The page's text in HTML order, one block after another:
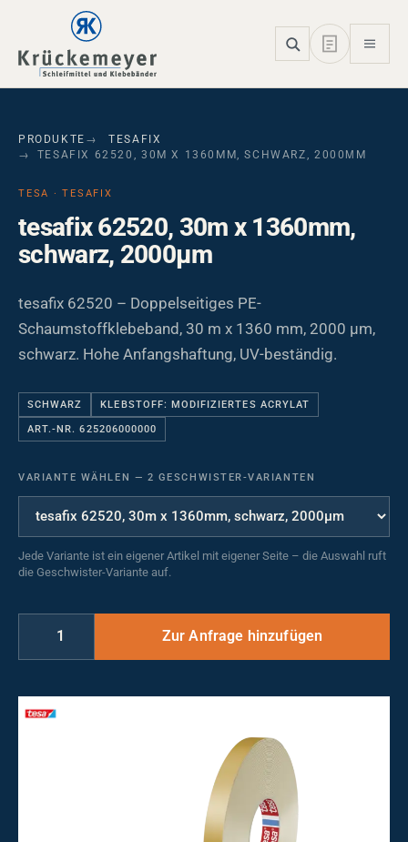
Skip to main navigation
Skip to main content
Skip to page footer
PRODUKTE
TESAFIX
TESAFIX 62520, 30M X 1360MM, SCHWARZ, 2000ΜM
TESA · TESAFIX
tesafix 62520, 30m x 1360mm,
schwarz, 2000µm
tesafix 62520 – Doppelseitiges PE-
Schaumstoffklebeband, 30 m x 1360 mm, 2000 µm,
schwarz. Hohe Anfangshaftung, UV-beständig.
SCHWARZ KLEBSTOFF: MODIFIZIERTES ACRYLAT
ART.-NR. 625206000000
VARIANTE WÄHLEN — 2 GESCHWISTER-VARIANTEN
Jede Variante ist ein eigener Artikel mit eigener Seite – die Auswahl ruft
die Geschwister-Variante auf.